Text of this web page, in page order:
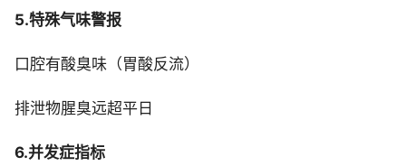
5.特殊气味警报
口腔有酸臭味（胃酸反流）
排泄物腥臭远超平日
6.并发症指标